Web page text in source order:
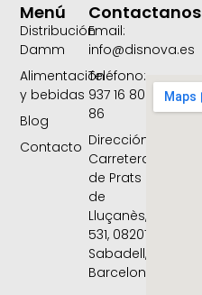
Menú
Distribución
Damm
Alimentación
y bebidas
Blog
Contacto
Contactanos
Email:
info@disnova.es
Teléfono:
937 16 80
86
Dirección:
Carretera
de Prats
de
Lluçanès,
531, 08207
Sabadell,
Barcelona